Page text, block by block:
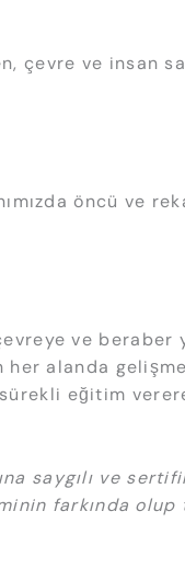
ve insan
öncü ve
ve beraber
alanda
eğitim
saygılı ve
farkında